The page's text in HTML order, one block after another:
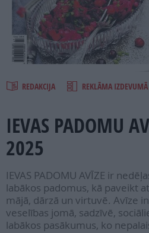
SEARCH
REDAKCIJA REKLĀMA IZDEVUMĀ
IEVAS PADOMU
2025
IEVAS PADOMU AVĪZE ir
labākos padomus, kā paveikt
mājā, dārzā un virtuvē. Avīze
veselības jomā, sadzīvē,
labākos pasākumus, ko